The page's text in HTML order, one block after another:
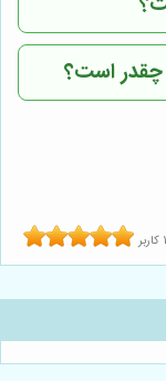
چقدر است؟
1 کاربر